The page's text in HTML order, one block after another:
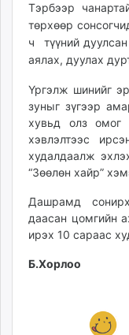
mnb.mn
Livetv.mn
Eguur.mn
shuud.mn
eagle.mn
ergelt.mn
zarig.mn
today.mn
mminfo.mn
ugluu.mn
unen.mn
Тэрбээр
төрхөөр
ч түүний
аялах, дуулах
Үргэлж шинийг
зуныг зүгээр
хувьд олз омог
хэвлэлтээс
худалдаалж
“Зөөлөн хайр”
Дашрамд
даасан цомгийн
ирэх 10 сараас
Б.Хорлоо